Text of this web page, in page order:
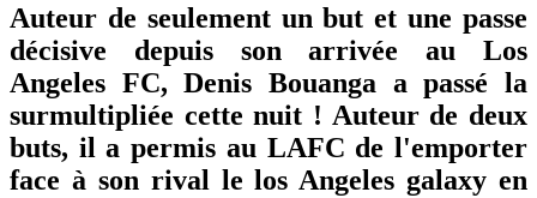
Auteur de seulement un but et une passe
décisive depuis son arrivée au Los
Angeles FC, Denis Bouanga a passé la
surmultipliée cette nuit ! Auteur de deux
buts, il a permis au LAFC de l'emporter
face à son rival le los Angeles galaxy en